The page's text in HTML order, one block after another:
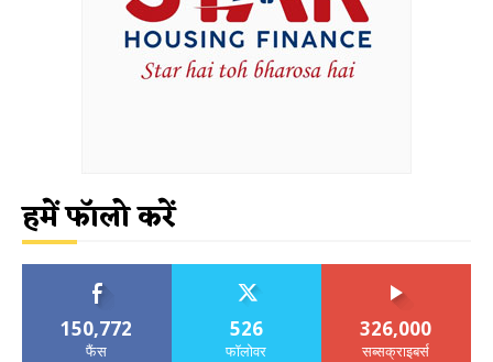
हमें फॉलो करें
150,772
फैंस
526
फॉलोवर
326,000
सब्सक्राइबर्स